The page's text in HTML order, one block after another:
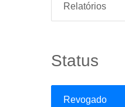
Relatórios
Status
Revogado